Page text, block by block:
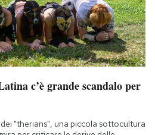
c’è grande scandalo per
"therians", una piccola sottocultura